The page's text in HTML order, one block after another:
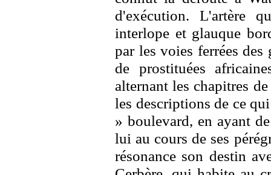
d'exécution. L'artère
interlope et glauque
par les voies ferrées
de prostituées
alternant les chapitres
les descriptions de ce
» boulevard, en ayant
lui au cours de ses
résonance son destin